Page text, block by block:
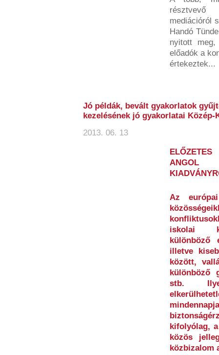
résztvevő
mediációról
Handó
nyitott
előadók a
értekeztek...
Jó példák, bevált gyakorlatok
kezelésének jó gyakorlatai Közép-
2013. 06. 13
ANGOL
Az
iskolai
különböző
illetve
között,
különböző
stb.
kifolyólag,
közös
közbizalom